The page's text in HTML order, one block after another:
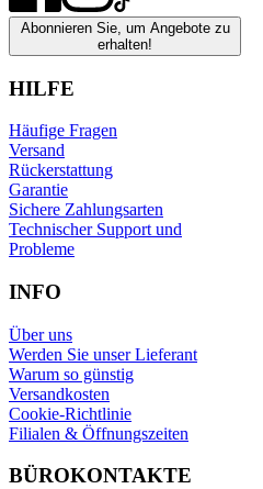
Abonnieren Sie, um Angebote zu
erhalten!
HILFE
Häufige Fragen
Versand
Rückerstattung
Garantie
Sichere Zahlungsarten
Technischer Support und
Probleme
INFO
Über uns
Werden Sie unser Lieferant
Warum so günstig
Versandkosten
Cookie-Richtlinie
Filialen & Öffnungszeiten
BÜROKONTAKTE